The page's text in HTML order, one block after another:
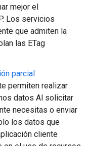
mejor el
Los servicios
que admiten la
las ETag
parcial
permiten realizar
datos Al solicitar
necesitas o enviar
los datos que
cliente